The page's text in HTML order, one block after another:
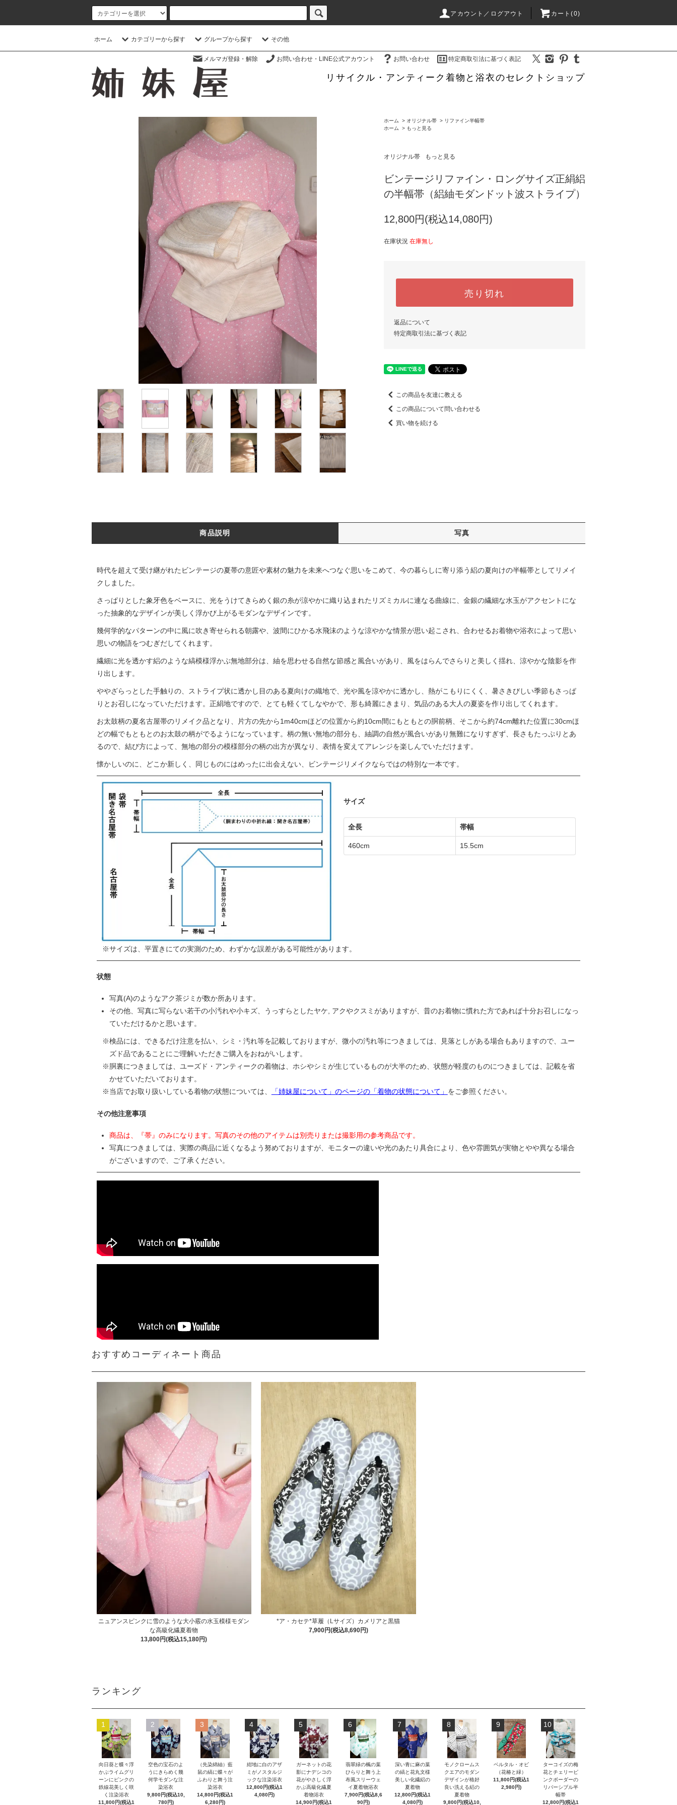
アカウント／ログアウト カート(0)
ホーム カテゴリーから探す グループから探す その他
メルマガ登録・解除 お問い合わせ・LINE公式アカウント お問い合わせ 特定商取引法に基づく表記
リサイクル・アンティーク着物と浴衣のセレクトショップ
ホーム > オリジナル帯 > リファイン半幅帯
ホーム
> もっと見る
オリジナル帯 もっと見る
ビンテージリファイン・ロングサイズ正絹絽
の半幅帯（絽紬モダンドット波ストライプ）
12,800円(税込14,080円)
在庫状況 在庫無し
売り切れ
返品について
特定商取引法に基づく表記
この商品を友達に教える
この商品について問い合わせる
買い物を続ける
商品説明 写真
時代を超えて受け継がれたビンテージの夏帯の意匠や素材の魅力を未来へつなぐ思いをこめて、今の暮らしに寄り添う絽の夏向けの半幅帯としてリメイ
クしました。
さっぱりとした象牙色をベースに、光をうけてきらめく銀の糸が涼やかに織り込まれたリズミカルに連なる曲線に、金銀の繊細な水玉がアクセントにな
った抽象的なデザインが美しく浮かび上がるモダンなデザインです。
幾何学的なパターンの中に風に吹き寄せられる朝露や、波間にひかる水飛沫のような涼やかな情景が思い起こされ、合わせるお着物や浴衣によって思い
思いの物語をつむぎだしてくれます。
繊細に光を透かす絽のような縞模様浮かぶ無地部分は、紬を思わせる自然な節感と風合いがあり、風をはらんでさらりと美しく揺れ、涼やかな陰影を作
り出します。
ややざらっとした手触りの、ストライプ状に透かし目のある夏向けの織地で、光や風を涼やかに透かし、熱がこもりにくく、暑さきびしい季節もさっぱ
りとお召しになっていただけます。正絹地ですので、とても軽くてしなやかで、形も綺麗にきまり、気品のある大人の夏姿を作り出してくれます。
お太鼓柄の夏名古屋帯のリメイク品となり、片方の先から1m40cmほどの位置から約10cm間にもともとの胴前柄、そこから約74cm離れた位置に30cmほ
どの幅でもともとのお太鼓の柄がでるようになっています。柄の無い無地の部分も、紬調の自然が風合いがあり無難になりすぎず、長さもたっぷりとあ
るので、結び方によって、無地の部分の模様部分の柄の出方が異なり、表情を変えてアレンジを楽しんでいただけます。
懐かしいのに、どこか新しく、同じものにはめったに出会えない、ビンテージリメイクならではの特別な一本です。
サイズ
全長 帯幅
460cm 15.5cm
サイズは、平置きにての実測のため、わずかな誤差がある可能性があります。
状態
写真(A)のようなアク茶ジミが数か所あります。
その他、写真に写らない若干の小汚れや小キズ、うっすらとしたヤケ, アクやクスミがありますが、昔のお着物に慣れた方であれば十分お召しになっ
ていただけるかと思います。
検品には、できるだけ注意を払い、シミ・汚れ等を記載しておりますが、微小の汚れ等につきましては、見落としがある場合もありますので、ユー
ズド品であることにご理解いただきご購入をおねがいします。
胴裏につきましては、ユーズド・アンティークの着物は、ホシやシミが生じているものが大半のため、状態が軽度のものにつきましては、記載を省
かせていただいております。
当店でお取り扱いしている着物の状態については、
「姉妹屋について」のページの「着物の状態について」 をご参照ください。
その他注意事項
商品は、『帯』のみになります。写真のその他のアイテムは別売りまたは撮影用の参考商品です。
写真につきましては、実際の商品に近くなるよう努めておりますが、モニターの違いや光のあたり具合により、色や雰囲気が実物とやや異なる場合
がございますので、ご了承ください。
おすすめコーディネート商品
ニュアンスピンクに雪のような大小霰の水玉模様モダン
な高級化繊夏着物
13,800円(税込15,180円)
*ア・カセテ*草履（Lサイズ）カメリアと黒猫
7,900円(税込8,690円)
ランキング
1
向日葵と蝶々浮
かぶライムグリ
ーンにピンクの
鉄線花美しく咲
く注染浴衣
11,800円(税込1
2
空色の宝石のよ
うにきらめく幾
何学モダンな注
染浴衣
9,800円(税込10,
780円)
3
（先染綿紬）藍
鼠の縞に蝶々が
ふわりと舞う注
染浴衣
14,800円(税込1
6,280円)
4
紺地に白のアザ
ミがノスタルジ
ックな注染浴衣
12,800円(税込1
4,080円)
5
ガーネットの花
影にナデシコの
花がやさしく浮
かぶ高級化繊夏
着物浴衣
14,900円(税込1
6
翡翠緑の楓の葉
ひらりと舞う上
布風スリーウェ
イ夏着物浴衣
7,900円(税込8,6
90円)
7
深い青に麻の葉
の縞と花丸文様
美しい化繊絽の
夏着物
12,800円(税込1
4,080円)
8
モノクロームス
クエアのモダン
デザインが格好
良い洗える絽の
夏着物
9,800円(税込10,
9
ベルタル・オビ
（花椿と緑）
11,800円(税込1
2,980円)
10
ターコイズの梅
花とチェリーピ
ンクボーダーの
リバーシブル半
幅帯
12,800円(税込1